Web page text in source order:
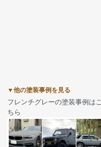
▼他の塗装事例を見る
フレンチグレーの塗装事例はこ
ちら